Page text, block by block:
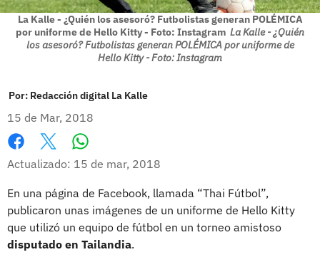
La Kalle - ¿Quién los asesoró? Futbolistas generan POLÉMICA
por uniforme de Hello Kitty - Foto: Instagram La Kalle - ¿Quién
los asesoró? Futbolistas generan POLÉMICA por uniforme de
Hello Kitty - Foto: Instagram
Por: Redacción digital La Kalle
15 de Mar, 2018
Facebook
X
Actualizado: 15 de mar, 2018
En una página de Facebook, llamada “Thai Fútbol”,
publicaron unas imágenes de un uniforme de Hello Kitty
que utilizó un equipo de fútbol en un torneo amistoso
disputado en Tailandia.